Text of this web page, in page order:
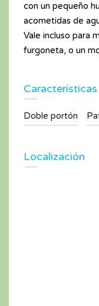
con un pequeño
acometidas de
Vale incluso para
furgoneta, o un
Características
Doble portón
Localización